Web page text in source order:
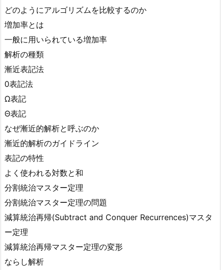
どのようにアルゴリズムを比較するのか
増加率とは
一般に用いられている増加率
解析の種類
漸近表記法
0表記法
Ω表記
Θ表記
なぜ漸近的解析と呼ぶのか
漸近的解析のガイドライン
表記の特性
よく使われる対数と和
分割統治マスター定理
分割統治マスター定理の問題
減算統治再帰(Subtract and Conquer Recurrences)マスタ
ー定理
減算統治再帰マスター定理の変形
ならし解析